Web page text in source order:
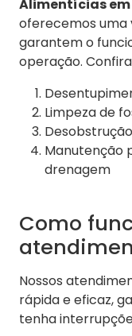
Alimentícias em
oferecemos uma
garantem o
operação.
Limpeza de
Manutenção
drenagem
Como
Nossos
rápida e eficaz,
tenha